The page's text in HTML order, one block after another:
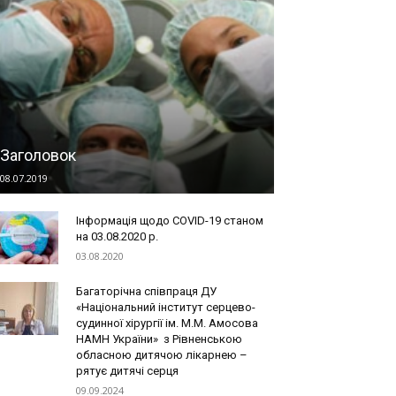
Заголовок
08.07.2019
Інформація щодо COVID-19 станом
на 03.08.2020 р.
03.08.2020
Багаторічна співпраця ДУ
«Національний інститут серцево-
судинної хірургії ім. М.М. Амосова
НАМН України» з Рівненською
обласною дитячою лікарнею –
рятує дитячі серця
09.09.2024